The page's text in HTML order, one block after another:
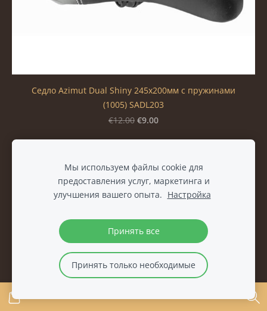
Седло Azimut Dual Shiny 245х200мм с пружинами
(1005) SADL203
€12.00 €9.00
Мы используем файлы cookie для
предоставления услуг, маркетинга и
улучшения вашего опыта. Настройка
Принять все
Принять только необходимые